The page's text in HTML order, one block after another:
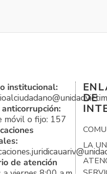
institucional:
anticorrupción:
móvil o fijo: 157
de atención
DE
LA